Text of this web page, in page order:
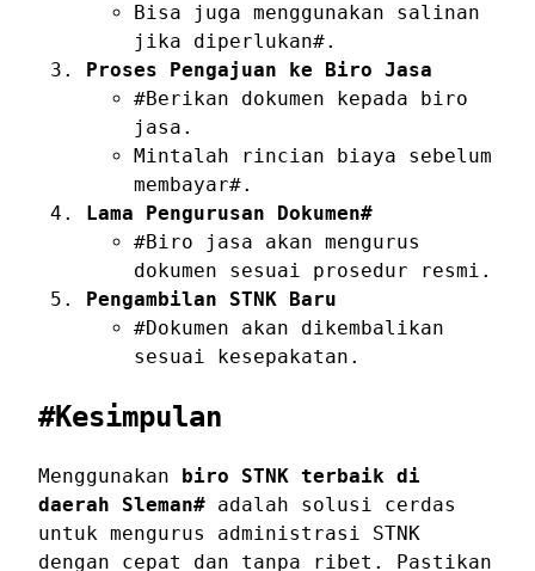
Bisa juga menggunakan salinan
jika diperlukan#.
Proses Pengajuan ke Biro Jasa
#Berikan dokumen kepada biro
jasa.
Mintalah rincian biaya sebelum
membayar#.
Lama Pengurusan Dokumen#
#Biro jasa akan mengurus
dokumen sesuai prosedur resmi.
Pengambilan STNK Baru
#Dokumen akan dikembalikan
sesuai kesepakatan.
#Kesimpulan
Menggunakan
biro STNK terbaik di
daerah Sleman# adalah solusi cerdas
untuk mengurus administrasi STNK
dengan cepat dan tanpa ribet. Pastikan